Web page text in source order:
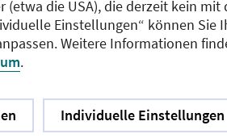
(etwa die USA), die derzeit kein
Einstellungen“ können
Weitere Informationen
.
Individuelle Einstellungen